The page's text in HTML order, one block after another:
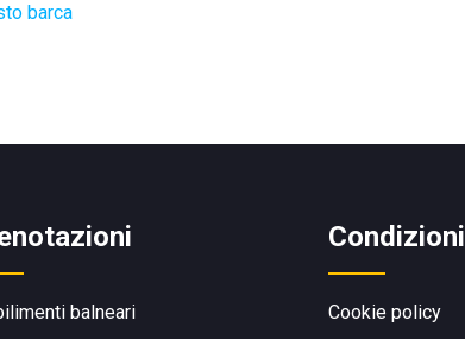
barca
balneari
Condizioni
Cookie policy